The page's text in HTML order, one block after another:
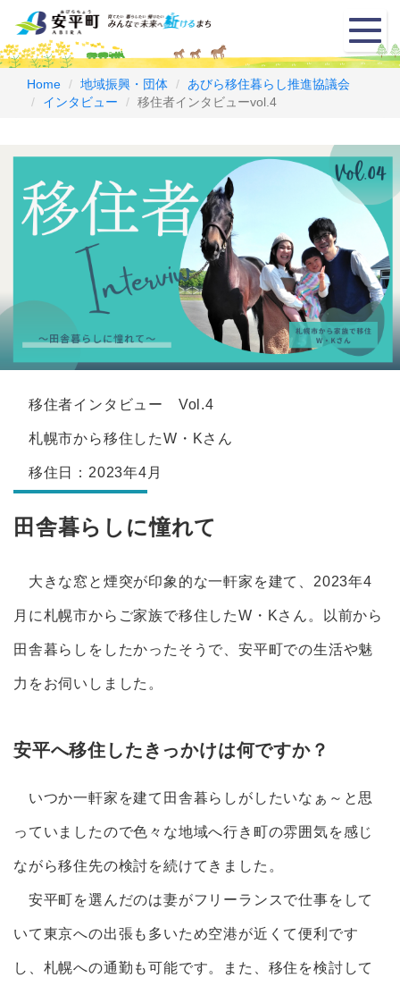
メ
ニ
ュ
Home 地域振興・団体
あびら移住暮らし推進協議会
インタビュー
移住者インタビューvol.4
移住者インタビュー Vol.4
札幌市から移住したW・Kさん
移住日：2023年4月
田舎暮らしに憧れて
大きな窓と煙突が印象的な一軒家を建て、2023年4
月に札幌市からご家族で移住したW・Kさん。以前から
田舎暮らしをしたかったそうで、安平町での生活や魅
力をお伺いしました。
安平へ移住したきっかけは何ですか？
いつか一軒家を建て田舎暮らしがしたいなぁ～と思
っていましたので色々な地域へ行き町の雰囲気を感じ
ながら移住先の検討を続けてきました。
安平町を選んだのは妻がフリーランスで仕事をして
いて東京への出張も多いため空港が近くて便利です
し、札幌への通勤も可能です。また、移住を検討して